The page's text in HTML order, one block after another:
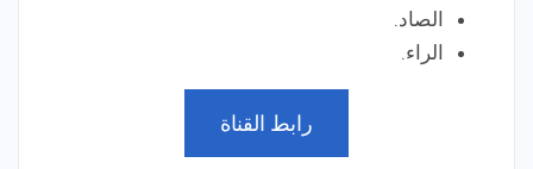
الصاد.
الراء.
رابط القناة